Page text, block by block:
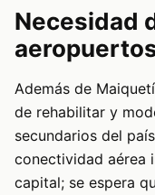
Necesidad
Además de
de rehabilitar y
secundarios del
conectividad aérea
capital; se espera